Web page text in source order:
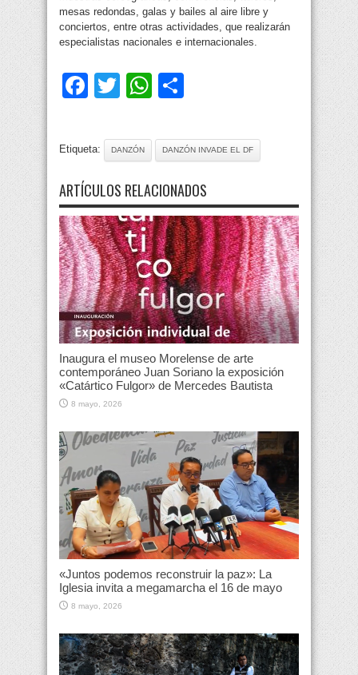
mesas redondas, galas y bailes al aire libre y
conciertos, entre otras actividades, que realizarán
especialistas nacionales e internacionales.
Facebook
TwitterWhatsApp
Etiqueta: DANZÓN DANZÓN INVADE EL DF
ARTÍCULOS RELACIONADOS
Inaugura el museo Morelense de arte
contemporáneo Juan Soriano la exposición
«Catártico Fulgor» de Mercedes Bautista
8 mayo, 2026
«Juntos podemos reconstruir la paz»: La
Iglesia invita a megamarcha el 16 de mayo
8 mayo, 2026